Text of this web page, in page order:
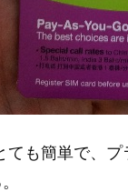
ても簡単で、